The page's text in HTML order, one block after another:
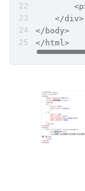
<p>
    </div>
</body>
</html>